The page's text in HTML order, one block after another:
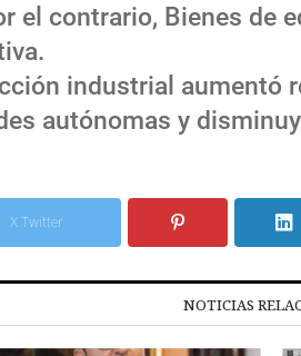
el contrario, Bienes de
industrial aumentó
autónomas y
X Twitter
NOTICIAS